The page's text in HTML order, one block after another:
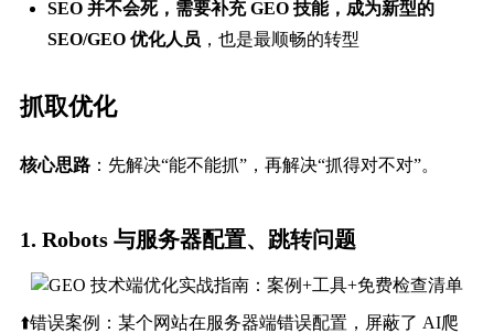
SEO 并不会死，需要补充 GEO 技能，成为新型的
SEO/GEO 优化人员 ，也是最顺畅的转型
抓取优化
核心思路 ：先解决“能不能抓”，再解决“抓得对不对”。
1. Robots 与服务器配置、跳转问题
⬆️错误案例：某个网站在服务器端错误配置，屏蔽了 AI爬